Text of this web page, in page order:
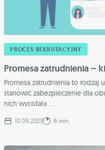
PROCES REKRUTACYJNY
Promesa zatrudnienia –
Promesa zatrudnienia to rodzaj
stanowić zabezpieczenie dla
nich wycofała ...
10.09.2023 6 min.